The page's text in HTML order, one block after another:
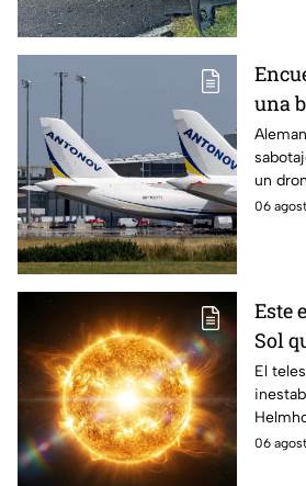
una
por
un
06
Este
Sol
un
El
06